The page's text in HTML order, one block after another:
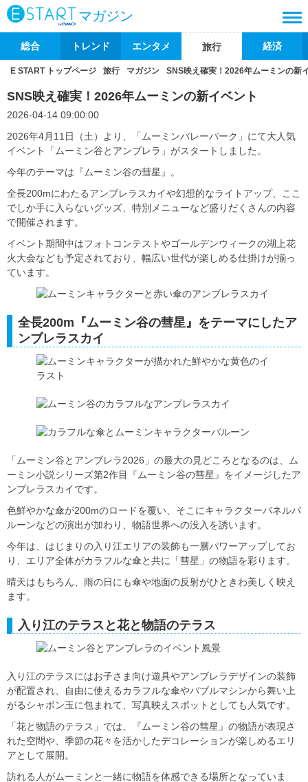
マガジン
総合 トレンド エンタメ 旅行 経済
E START トップページ 旅行 マガジン SNS映え確実！2026年ムーミンの新
SNS映え確実！2026年ムーミンの新イベント
2026-04-14 09:00:00
2026年4月11日（土）より、「ムーミンバレーパーク」にて大人気
イベント「ムーミン谷とアンブレラ」がスタートしました。
今年のテーマは『ムーミン谷の彗星』。
全長200mにわたるアンブレラスカイや幻想的なライトアップ、ここ
でしか手に入らないグッズ、特別メニューなど盛りだくさんの内容
で開催されます。
イベント期間中はフォトコンテストやゴールデンウィークの湖上花
火大会なども予定されており、幅広い世代が楽しめる仕掛けが揃っ
ています。
全長200m『ムーミン谷の彗星』をテーマにしたア
ンブレラスカイ
「ムーミン谷とアンブレラ2026」の最大の見どころとなるのは、ム
ーミン小説シリーズ第2作目『ムーミン谷の彗星』をイメージしたア
ンブレラスカイです。
色鮮やかな傘が200mのロードを覆い、そこにキャラクターパネルバ
ルーンなどの演出が加わり、物語世界への没入を誘います。
今年は、はじまりの入り江エリアの装飾も一層パワーアップしてお
り、エリア全体がカラフルな傘と共に「彗星」の物語を彩ります。
晴天はもちろん、雨の日にも傘や地面の反射がひときわ美しく映え
ます。
入り江のテラスと花と物語のテラス
入り江のテラスにはお子さま向け遊具やアンブレラデザインの装飾
が配置され、自由に使えるカラフルな傘やバブルマシンから舞い上
がるシャボン玉に包まれて、写真映えスポットとしても人気です。
「花と物語のテラス」では、『ムーミン谷の彗星』の物語が表現さ
れた空間や、季節の花々を活かしたデコレーションが楽しめるエリ
アとして展開。
訪れる人がムーミンと一緒に物語を体感できる場所となっていま